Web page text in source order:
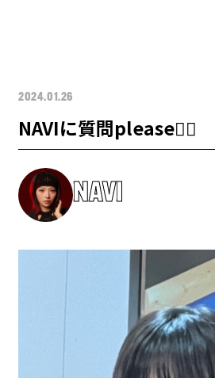
2024.01.26
NAVIに質問please🙋‍♀️
NAVI